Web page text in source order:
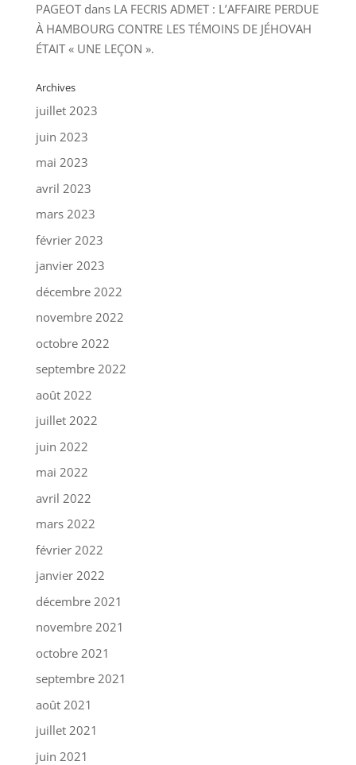
PAGEOTdans LA FECRIS ADMET : L’AFFAIRE PERDUE
À HAMBOURG CONTRE LES TÉMOINS DE JÉHOVAH
ÉTAIT « UNE LEÇON ».
Archives
juillet 2023
juin 2023
mai 2023
avril 2023
mars 2023
février 2023
janvier 2023
décembre 2022
novembre 2022
octobre 2022
septembre 2022
août 2022
juillet 2022
juin 2022
mai 2022
avril 2022
mars 2022
février 2022
janvier 2022
décembre 2021
novembre 2021
octobre 2021
septembre 2021
août 2021
juillet 2021
juin 2021